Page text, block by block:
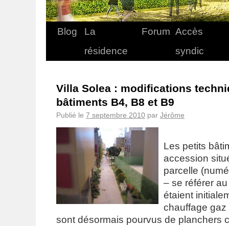
Blog
La
résidence
Forum Accès
syndic
Villa Solea : modifications
bâtiments B4, B8 et B9
Publié le 7 septembre 2010 par Jérôme
Les petits
accession
parcelle
– se référer
étaient
chauffage
sont désormais pourvus de planchers